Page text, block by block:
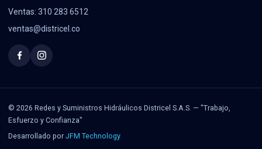
Ventas: 310 283 6512
ventas@districel.co
© 2026 Redes y Suministros Hidráulicos Districel S.A.S. — "Trabajo,
Esfuerzo y Confianza"
Desarrollado por JFM Technology